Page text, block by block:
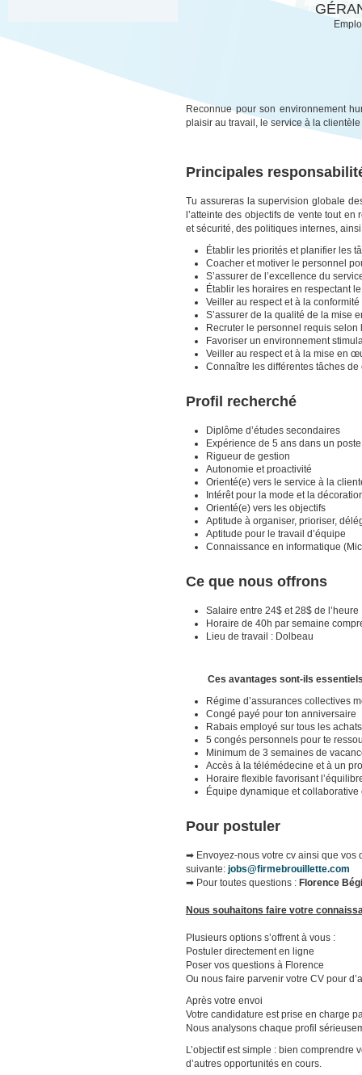
Reconnue pour son environnement
plaisir au travail, le service à la
Principales
Tu assureras la supervision globale
l’atteinte des objectifs de vente tout
et sécurité, des politiques internes,
Établir les priorités et planifier les
Coacher et motiver le personnel
S’assurer de l’excellence du
Établir les horaires en respectant
Veiller au respect et à la
S’assurer de la qualité de la mise
Recruter le personnel requis selon
Favoriser un environnement
Veiller au respect et à la mise en
Connaître les différentes tâches de
Profil recherché
Diplôme d’études secondaires
Expérience de 5 ans dans un
Rigueur de gestion
Autonomie et proactivité
Orienté(e) vers le service à la
Intérêt pour la mode et la
Orienté(e) vers les objectifs
Aptitude à organiser, prioriser,
Aptitude pour le travail d’équipe
Connaissance en informatique
Ce que nous offrons
Salaire entre 24$ et 28$ de l’heure
Horaire de 40h par semaine
Lieu de travail : Dolbeau
Ces avantages sont-ils essentiels
Régime d’assurances collectives
Congé payé pour ton anniversaire
Rabais employé sur tous les
5 congés personnels pour te
Minimum de 3 semaines de
Accès à la télémédecine et à un
Horaire flexible favorisant
Équipe dynamique et
Pour postuler
➡ Envoyez-nous votre cv ainsi que vos
suivante: jobs@firmebrouillette.com
➡ Pour toutes questions : Florence
Nous souhaitons faire votre
Plusieurs options s’offrent à vous :
Postuler directement en ligne
Poser vos questions à Florence
Ou nous faire parvenir votre CV pour
Après votre envoi
Votre candidature est prise en charge
Nous analysons chaque profil
L’objectif est simple : bien
d’autres opportunités en cours.